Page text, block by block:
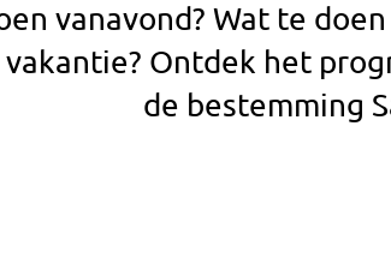
vanavond? Wat te
Ontdek het
de bestemming